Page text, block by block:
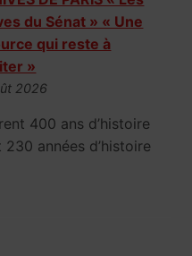
du Sénat » « Une
qui reste à
»
2026
400 ans d’histoire
années d’histoire